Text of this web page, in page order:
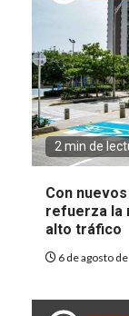
2 min de
Con
refuerza la
alto tráfico
6 de agosto